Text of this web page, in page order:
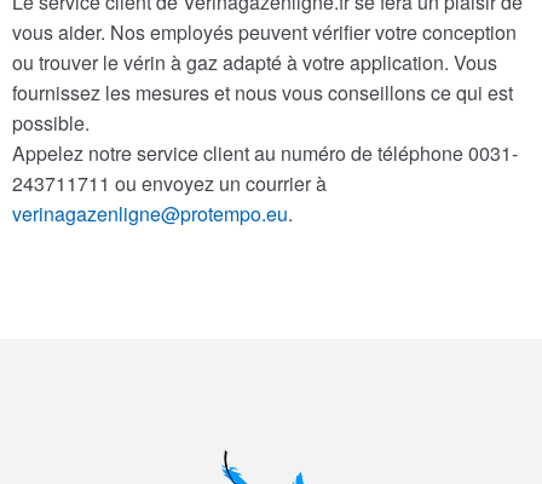
vous aider. Nos employés peuvent vérifier votre conception
ou trouver le vérin à gaz adapté à votre application. Vous
fournissez les mesures et nous vous conseillons ce qui est
possible.
Appelez notre service client au numéro de téléphone 0031-
243711711 ou envoyez un courrier à
verinagazenligne@protempo.eu.